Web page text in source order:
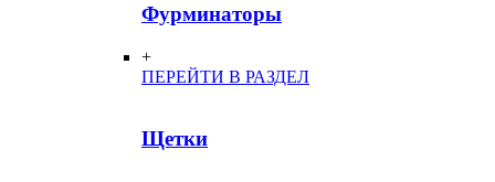
Фурминаторы
+
ПЕРЕЙТИ В РАЗДЕЛ
Щетки